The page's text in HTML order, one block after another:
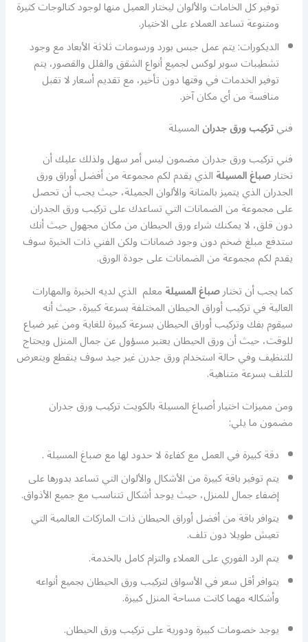
توفير كل الخامات والألوان ليختار العميل منها لوجود كتالوجات كثيرة
ومتنوعة تساعد العملاء على الاختيار.
الديكورات: يتم عمل جبس بورد ورسومات ثلاثة الأبعاد مع وجود
تشطيبات سوبر لوكس لجميع أنواع الشقق والفلل والقصور، يتم
توفير الخدمات في وقتها دون تأخير، مع تقديم أسعار لا تقبل
منافسة من أي مكان آخر.
فنيتركيب ورق جدرانالمسيلة
فني تركيب ورق جدران مضمون ليس أمر سهل ولذلك عليك أن
تختارصباغ المسيلةالذي يقدم لكم مجموعة من أفضل أوراق ورق
الجدران الذي يتميز بالمتانة والألوان الجميلة، حيث يجب أن تحصل
على مجموعة من الضمانات التي تساعدك على تركيب ورق الجدران
دون قلق، لا يمكنك شراء ورق الحيطان من مكان مجهول حيث أنك
ستدفع مبلغ ضخم دون وجود ضمانات ولكن الفني ذات الخبرة سوف
يقدم لكم مجموعة من الضمانات على جودة الورق.
كما يجب أن تختارصباغ المسيلةمعلم الذي لديه الخبرة والمهارات
العالية في تركيب أوراق الحيطان المختلفة بسرعة كبيرة، حيث أنه
سيقوم بفك وتركيب أوراق الحيطان بسرعة كبيرة للغاية ومن غير ضياع
للوقت، حيث أن ورق الحيطان يعتبر مسؤول عن جمال المنزل ويحتاج
للتنظيف وفي حالة استخدام ورق جدرن غير جيد سوف ينقطع ويتعرض
للتلف بسرعة متناهية.
ومن مميزات اختيار أصباغ المسيلة بالكويت تركيب ورق جدران
مضمون ما يلي:
دقة كبيرة في العمل مع كفاءة لا حدود لها مع صباغ المسيلة .
يتم توفير باقة كبيرة من الأشكال والألوان التي تساعد بدورها على
إضفاء جمال للمنزل، حيث يوجد أشكال تتناسب مع جميع الأذواق.
يتوافر باقة من أفضل أوراق الحيطان ذات الماركات العالمية التي
تعيش طويلا دون تلف.
يتم الرد الفوري على العملاء والتزام كامل بالخدمة.
يتوافر أقل سعر في الأسواق لتركيب ورق الحيطان بجميع أنواعه
وأشكاله مهما كانت مساحة المنزل كبيرة.
يوجد خصومات كبيرة ودورية على تركيب ورق الحيطان.